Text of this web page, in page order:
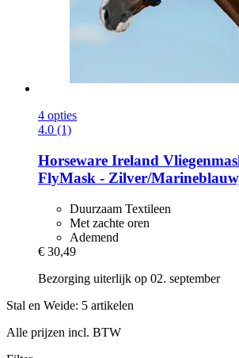
4 opties
4.0 (1)
Horseware Ireland
FlyMask -​ Zilver/
Duurzaam Textileen
Met zachte oren
Ademend
€ 30,49
Bezorging uiterlijk op 02. september
Stal en Weide: 5 artikelen
Alle prijzen incl. BTW